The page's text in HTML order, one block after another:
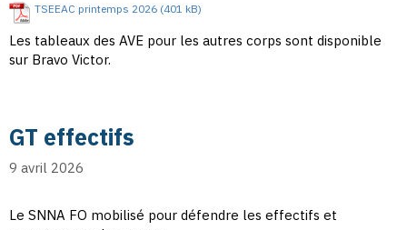
TSEEAC printemps 2026
Les tableaux des AVE pour les autres corps sont disponible
sur Bravo Victor.
GT effectifs
9 avril 2026
Le SNNA FO mobilisé pour défendre les effectifs et